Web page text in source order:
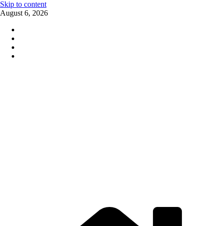
Skip to content
August 6, 2026